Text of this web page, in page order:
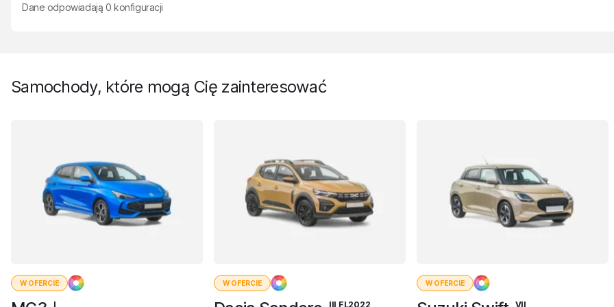
Dane odpowiadają 0 konfiguracji
Samochody, które mogą Cię zainteresować
W OFERCIE
I
W OFERCIE
III FL2022
W OFERCIE
VII